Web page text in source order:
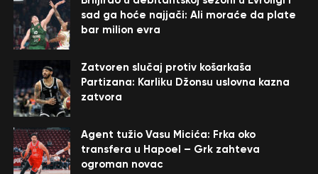
sad ga hoće najjači: Ali moraće da plate
bar milion evra
Zatvoren slučaj protiv košarkaša
Partizana: Karliku Džonsu uslovna kazna
zatvora
Agent tužio Vasu Micića: Frka oko
transfera u Hapoel – Grk zahteva
ogroman novac